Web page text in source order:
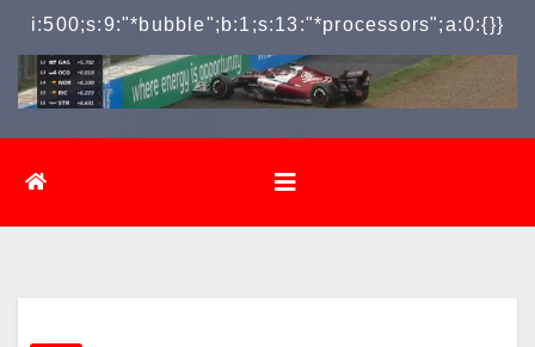
i:500;s:9:"*bubble";b:1;s:13:"*processors";a:0:{}}